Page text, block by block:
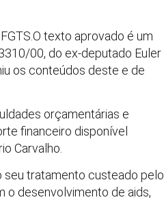
texto aprovado é um
00, do ex-deputado Euler
os conteúdos deste e de
orçamentárias e
financeiro disponível
Carvalho.
seu tratamento custeado pelo
o desenvolvimento de aids,